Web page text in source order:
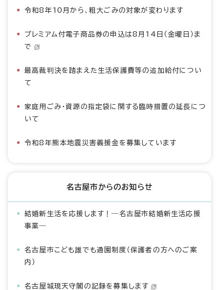
令和8年10月から、粗大ごみの対象が変わります
プレミアム付電子商品券の申込は8月14日（金曜日）ま
で
最高裁判決を踏まえた生活保護費等の追加給付につい
て
家庭用ごみ・資源の指定袋に関する臨時措置の延長につ
いて
令和8年熊本地震災害義援金を募集しています
名古屋市からのお知らせ
結婚新生活を応援します！―名古屋市結婚新生活応援
事業―
名古屋市こども誰でも通園制度（保護者の方へのご案
内）
名古屋城現天守閣の記録を募集します